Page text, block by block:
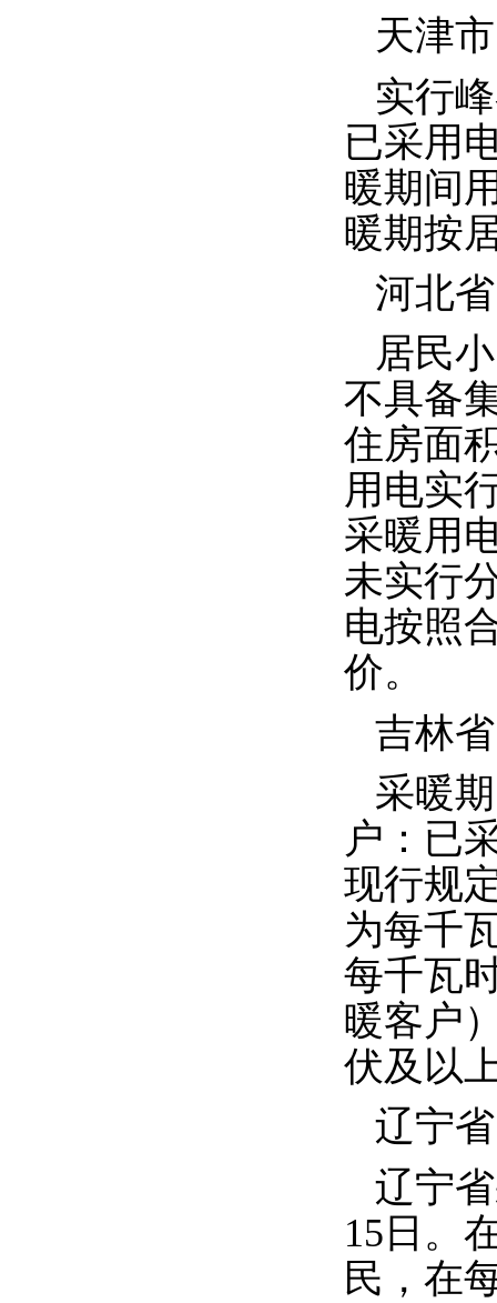
天津
实行
已采用
暖期间
暖期按
河北
居民
不具备
住房面
用电实
采暖用
未实行
电按照
价。
吉林
采暖
户：已
现行规
为每千
每千瓦
暖客户
伏及以
辽宁
辽宁
15 日。
民，在